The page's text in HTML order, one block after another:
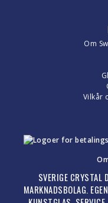
Om
Vilkår
SVERIGE CRYSTAL
MARKNADSBOLAG.